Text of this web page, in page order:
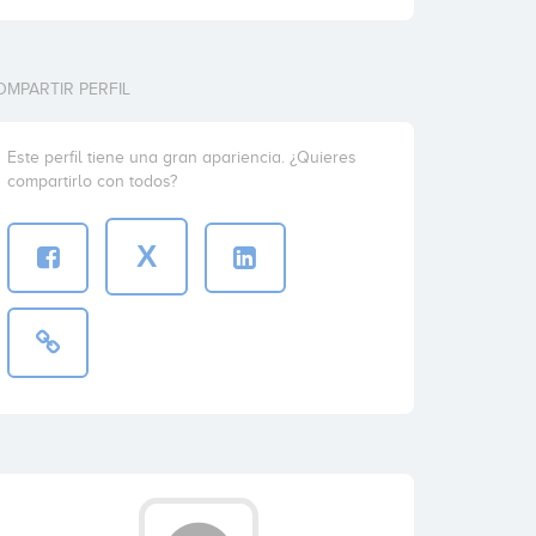
PERFIL
Este perfil tiene una gran apariencia. ¿Quieres
compartirlo con todos?
X